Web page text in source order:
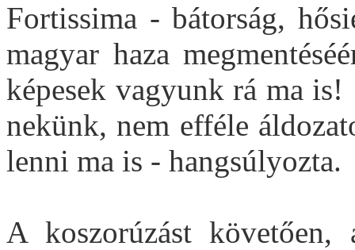
Fortissima - bátorság,
magyar haza
képesek vagyunk rá ma is!
nekünk, nem efféle
lenni ma is - hangsúlyozta.
A koszorúzást követően,